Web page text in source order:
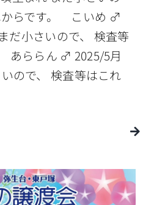
からです。 こいめ ♂
だ小さいので、 検査等
あららん ♂ 2025/5月
ので、 検査等はこれ